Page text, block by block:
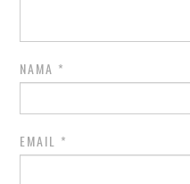
NAMA *
EMAIL *